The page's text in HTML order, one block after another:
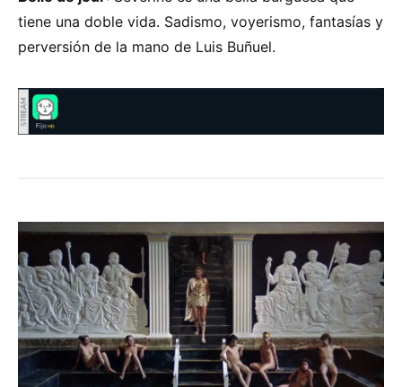
tiene una doble vida. Sadismo, voyerismo, fantasías y
perversión de la mano de Luis Buñuel.